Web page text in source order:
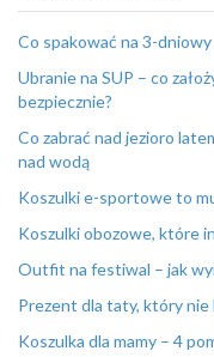
Co spakować na 3-
Ubranie na SUP – co
bezpiecznie?
Co zabrać nad jezioro
nad wodą
Koszulki e-sportowe to
Koszulki obozowe, które
Outfit na festiwal – jak
Prezent dla taty, który nie
Koszulka dla mamy – 4